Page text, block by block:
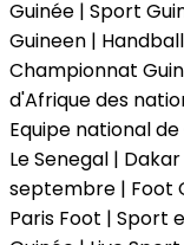
Guinée | Sport
Guineen |
Championnat
d'Afrique des
Equipe national
Le Senegal |
septembre | Foot
Paris Foot | Sport